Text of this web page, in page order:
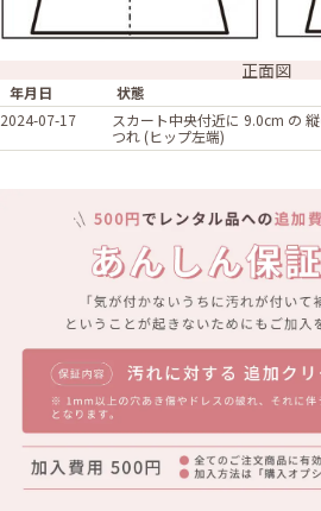
正面図
年月日 状態
2024-07-17
スカート中央付近に 9.0cm の
つれ (ヒップ左端)